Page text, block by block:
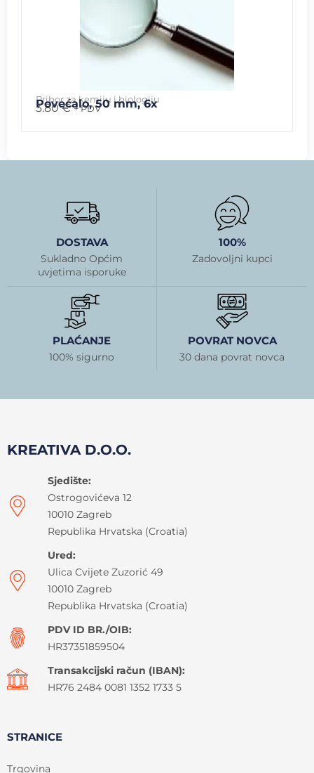
Pribor za kemiju i biologiju
Povećalo, 50 mm, 6x
3.80€ + PDV
DOSTAVA
Sukladno Općim
uvjetima isporuke
100%
Zadovoljni kupci
PLAĆANJE
100% sigurno
POVRAT NOVCA
30 dana povrat novca
KREATIVA D.O.O.
Sjedište:
Ostrogovićeva 12
10010 Zagreb
Republika Hrvatska (Croatia)
Ured:
Ulica Cvijete Zuzorić 49
10010 Zagreb
Republika Hrvatska (Croatia)
PDV ID BR./OIB:
HR37351859504
Transakcijski račun (IBAN):
HR76 2484 0081 1352 1733 5
STRANICE
Trgovina